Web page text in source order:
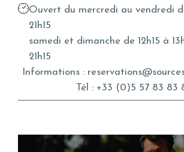
Ouvert du mercredi au vendredi
21h15
samedi et dimanche de 12h15 à
21h15
Informations :
Tél : +33 (0)5 57 83 83